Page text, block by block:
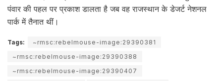
पंवार की पहल पर प्रकाश डालता है जब वह राजस्थान के डेजर्ट नेशनल
पार्क में तैनात थीं।
Tags:
~rmsc:rebelmouse-image:29390381
~rmsc:rebelmouse-image:29390388
~rmsc:rebelmouse-image:29390407